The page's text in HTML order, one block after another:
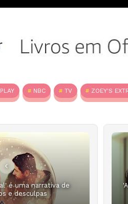
NBC TV ZOEY'S
é uma narrativa de
e desculpas